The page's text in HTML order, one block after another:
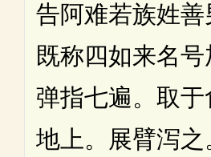
告阿难若族姓善
既称四如来名号
弹指七遍。取于
地上。展臂泻